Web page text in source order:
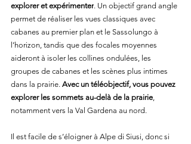
explorer et expérimenter. Un objectif grand angle
permet de réaliser les vues classiques avec
cabanes au premier plan et le Sassolungo à
l’horizon, tandis que des focales moyennes
aideront à isoler les collines ondulées, les
groupes de cabanes et les scènes plus intimes
dans la prairie. Avec un téléobjectif, vous pouvez
explorer les sommets au-delà de la prairie
notamment vers la Val Gardena au nord.
Il est facile de s’éloigner à Alpe di Siusi, donc si